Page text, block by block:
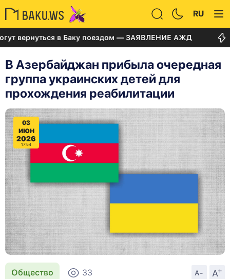
RU
в Баку поездом — ЗАЯВЛЕНИЕ АЖД Суд
В Азербайджан прибыла очередная
группа украинских детей для
прохождения реабилитации
03
ИЮН
2026
17:54
Общество 33 A- A
+